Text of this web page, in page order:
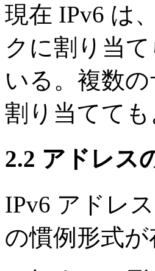
現在 IPv6 は
クに割り当
いる。複数
割り当てても
2.2 アドレス
IPv6 アドレ
の慣例形式が